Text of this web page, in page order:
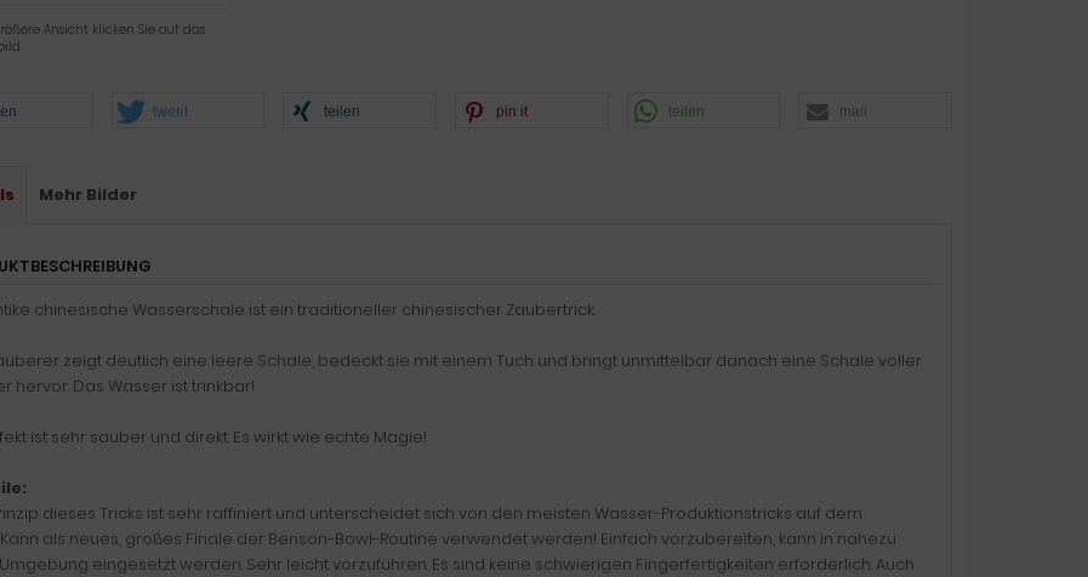
Ansicht klicken Sie auf das
tweet teilen pin it teilen mail
Mehr Bilder
chinesische Wasserschale ist ein traditioneller chinesischer Zaubertrick.
zeigt deutlich eine leere Schale, bedeckt sie mit einem Tuch und bringt unmittelbar danach eine Schale voller
hervor. Das Wasser ist trinkbar!
ist sehr sauber und direkt. Es wirkt wie echte Magie!
dieses Tricks ist sehr raffiniert und unterscheidet sich von den meisten Wasser-Produktions­tricks auf dem
Kann als neues, großes Finale der Benson-Bowl-Routine verwendet werden! Einfach vorzubereiten, kann in nahezu
eingesetzt werden. Sehr leicht vorzuführen. Es sind keine schwierigen Fingerfertigkeiten erforderlich. Auch